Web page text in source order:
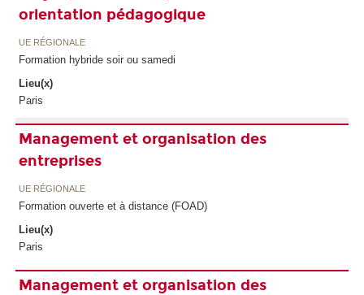
orientation pédagogique
UE RÉGIONALE
Formation hybride soir ou samedi
Lieu(x)
Paris
Management et organisation des
entreprises
UE RÉGIONALE
Formation ouverte et à distance (FOAD)
Lieu(x)
Paris
Management et organisation des